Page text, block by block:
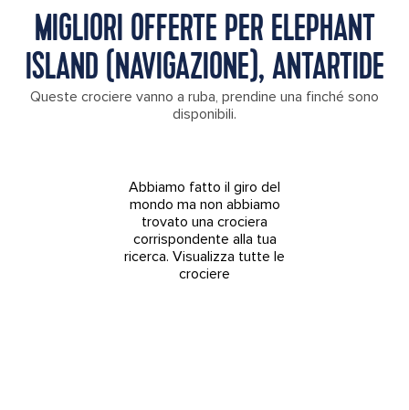
MIGLIORI OFFERTE PER ELEPHANT
ISLAND (NAVIGAZIONE), ANTARTIDE
Queste crociere vanno a ruba, prendine una finché sono
disponibili.
Abbiamo fatto il giro del
mondo ma non abbiamo
trovato una crociera
corrispondente alla tua
ricerca. Visualizza tutte le
crociere